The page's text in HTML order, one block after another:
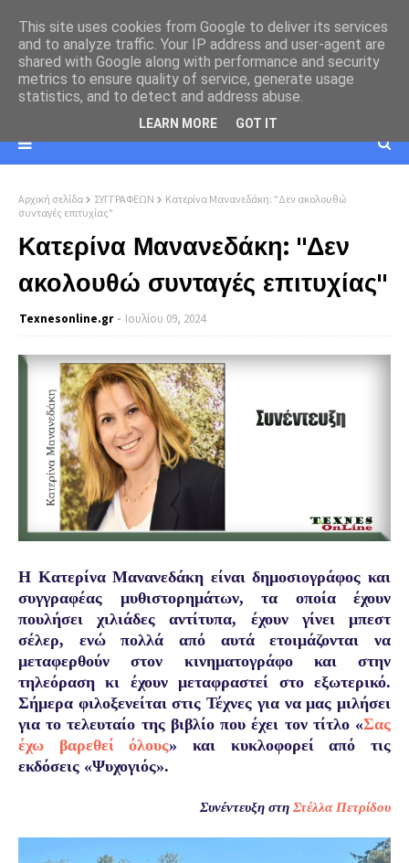
Αρχική σελίδα ΣΥΓΓΡΑΦΕΩΝ
Κατερίνα Μανανεδάκη: "Δεν ακολουθώ
συνταγές επιτυχίας"
Κατερίνα Μανανεδάκη: "Δεν
ακολουθώ συνταγές επιτυχίας"
Texnesοnline.gr Ιουλίου 09, 2024
Η Κατερίνα Μανανεδάκη είναι δημοσιογράφος και
συγγραφέας μυθιστορημάτων, τα οποία έχουν
πουλήσει χιλιάδες αντίτυπα, έχουν γίνει μπεστ
σέλερ, ενώ πολλά από αυτά ετοιμάζονται να
μεταφερθούν στον κινηματογράφο και στην
τηλεόραση κι έχουν μεταφραστεί στο εξωτερικό.
Σήμερα φιλοξενείται στις Τέχνες για να μας μιλήσει
για το τελευταίο της βιβλίο που έχει τον τίτλο «Σας
έχω βαρεθεί όλους» και κυκλοφορεί από τις
εκδόσεις «Ψυχογιός».
Συνέντευξη στη Στέλλα Πετρίδου
This site uses cookies from Google to deliver its services
and to analyze traffic. Your IP address and user-agent are
shared with Google along with performance and security
metrics to ensure quality of service, generate usage
statistics, and to detect and address abuse.
LEARN MORE GOT IT